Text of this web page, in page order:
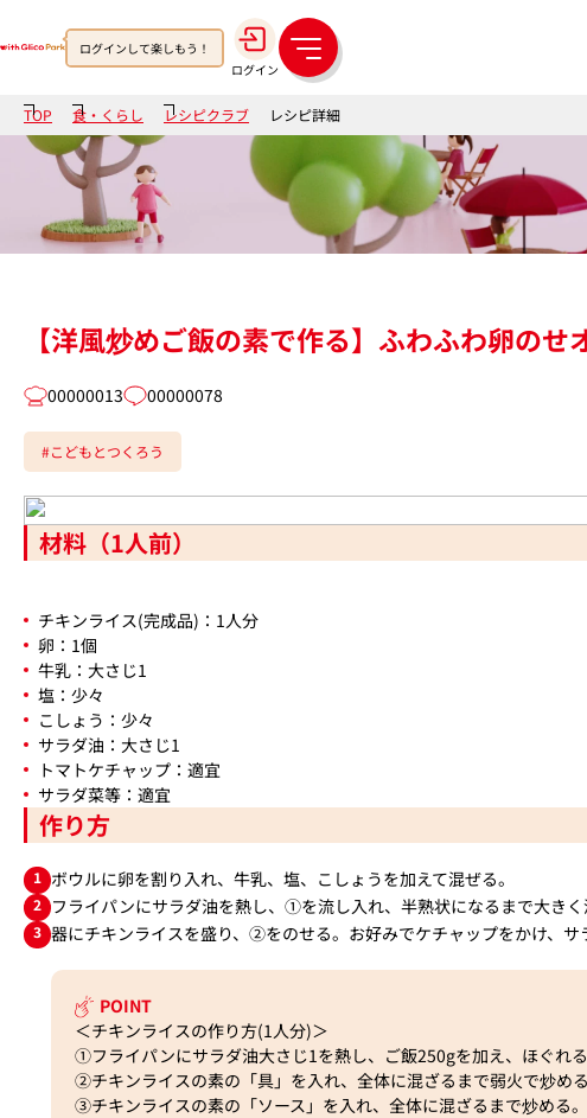
ログインして楽しもう！
ログイン
メ
ニ
ュ
ー
TOP 食・くらし レシピクラブ レシピ詳細
【洋風炒めご飯の素で作る】ふわふわ卵のせ
00000013 00000078
#こどもとつくろう
材料（1人前）
チキンライス(完成品)：1人分
卵：1個
牛乳：大さじ1
塩：少々
こしょう：少々
サラダ油：大さじ1
トマトケチャップ：適宜
サラダ菜等：適宜
作り方
1 ボウルに卵を割り入れ、牛乳、塩、こしょうを加えて混ぜる。
2 フライパンにサラダ油を熱し、①を流し入れ、半熟状になるまで大きく
3 器にチキンライスを盛り、②をのせる。お好みでケチャップをかけ、サ
POINT
＜チキンライスの作り方(1人分)＞
①フライパンにサラダ油大さじ1を熱し、ご飯250gを加え、ほぐれる
②チキンライスの素の「具」を入れ、全体に混ざるまで弱火で炒める
③チキンライスの素の「ソース」を入れ、全体に混ざるまで炒める。